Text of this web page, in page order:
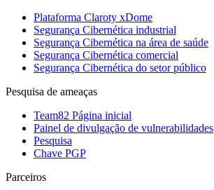
Plataforma Claroty xDome
Segurança Cibernética industrial
Segurança Cibernética na área de saúde
Segurança Cibernética comercial
Segurança Cibernética do setor público
Pesquisa de ameaças
Team82 Página inicial
Painel de divulgação de vulnerabilidades
Pesquisa
Chave PGP
Parceiros